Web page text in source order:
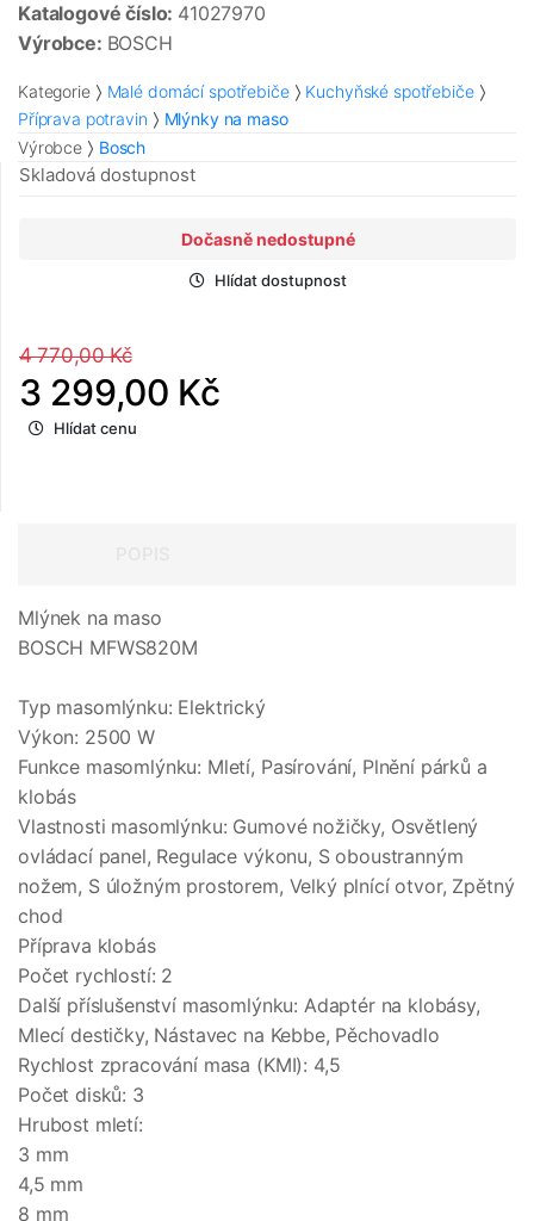
Katalogové číslo: 41027970
Výrobce: BOSCH
Kategorie Malé domácí spotřebiče
Kuchyňské spotřebiče
Příprava potravin
Mlýnky na maso
Výrobce
Bosch
Skladová dostupnost
Dočasně nedostupné
Hlídat dostupnost
4 770,00 Kč
3 299,00 Kč
Hlídat cenu
Mlýnek na maso
BOSCH MFWS820M
Typ masomlýnku: Elektrický
Výkon: 2500 W
Funkce masomlýnku: Mletí, Pasírování, Plnění párků a
klobás
Vlastnosti masomlýnku: Gumové nožičky, Osvětlený
ovládací panel, Regulace výkonu, S oboustranným
nožem, S úložným prostorem, Velký plnící otvor, Zpětný
chod
Příprava klobás
Počet rychlostí: 2
Další příslušenství masomlýnku: Adaptér na klobásy,
Mlecí destičky, Nástavec na Kebbe, Pěchovadlo
Rychlost zpracování masa (KMI): 4,5
Počet disků: 3
Hrubost mletí:
3 mm
4,5 mm
8 mm